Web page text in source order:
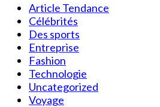
Article Tendance
Célébrités
Des sports
Entreprise
Fashion
Technologie
Uncategorized
Voyage